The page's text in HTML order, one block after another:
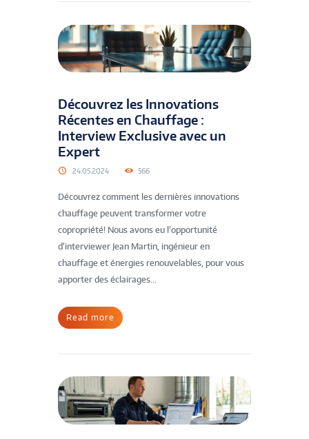
Découvrez les Innovations
Récentes en Chauffage :
Interview Exclusive avec un
Expert
24.05.2024 566
Découvrez comment les dernières innovations
chauffage peuvent transformer votre
copropriété! Nous avons eu l’opportunité
d’interviewer Jean Martin, ingénieur en
chauffage et énergies renouvelables, pour vous
apporter des éclairages...
Read more